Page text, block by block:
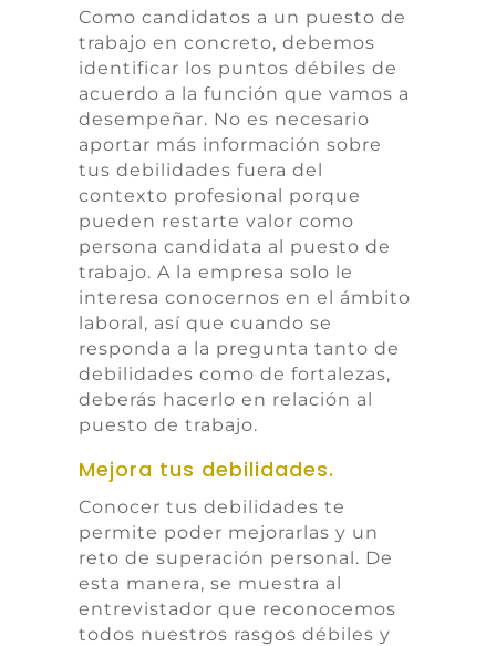
Como candidatos a un puesto de
trabajo en concreto, debemos
identificar los puntos débiles de
acuerdo a la función que vamos a
desempeñar. No es necesario
aportar más información sobre
tus debilidades fuera del
contexto profesional porque
pueden restarte valor como
persona candidata al puesto de
trabajo. A la empresa solo le
interesa conocernos en el ámbito
laboral, así que cuando se
responda a la pregunta tanto de
debilidades como de fortalezas,
deberás hacerlo en relación al
puesto de trabajo.
Mejora tus debilidades.
Conocer tus debilidades te
permite poder mejorarlas y un
reto de superación personal. De
esta manera, se muestra al
entrevistador que reconocemos
todos nuestros rasgos débiles y